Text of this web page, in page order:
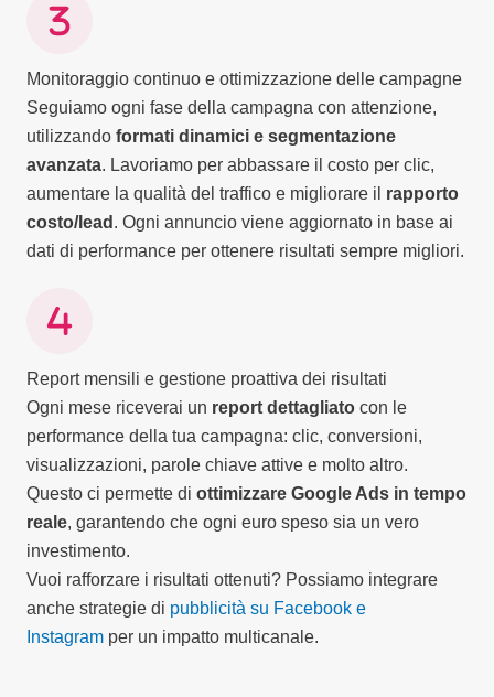
Monitoraggio continuo e ottimizzazione delle campagne
Seguiamo ogni fase della campagna con attenzione,
utilizzando formati dinamici e segmentazione
avanzata. Lavoriamo per abbassare il costo per clic,
aumentare la qualità del traffico e migliorare il rapporto
costo/lead . Ogni annuncio viene aggiornato in base ai
dati di performance per ottenere risultati sempre migliori.
Report mensili e gestione proattiva dei risultati
Ogni mese riceverai un report dettagliato con le
performance della tua campagna: clic, conversioni,
visualizzazioni, parole chiave attive e molto altro.
Questo ci permette di ottimizzare Google Ads in tempo
reale, garantendo che ogni euro speso sia un vero
investimento.
Vuoi rafforzare i risultati ottenuti? Possiamo integrare
anche strategie di pubblicità su Facebook e
Instagram per un impatto multicanale.